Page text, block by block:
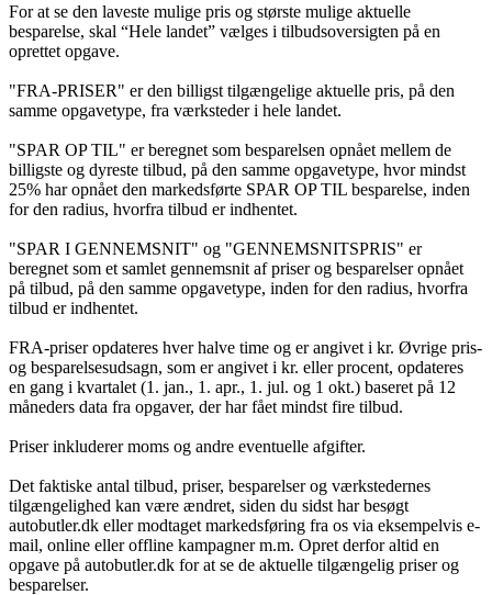
For at se den laveste mulige pris og største mulige aktuelle
besparelse, skal “Hele landet” vælges i tilbudsoversigten på en
oprettet opgave.
"FRA-PRISER" er den billigst tilgængelige aktuelle pris, på den
samme opgavetype, fra værksteder i hele landet.
"SPAR OP TIL" er beregnet som besparelsen opnået mellem de
billigste og dyreste tilbud, på den samme opgavetype, hvor mindst
25% har opnået den markedsførte SPAR OP TIL besparelse, inden
for den radius, hvorfra tilbud er indhentet.
"SPAR I GENNEMSNIT" og "GENNEMSNITSPRIS" er
beregnet som et samlet gennemsnit af priser og besparelser opnået
på tilbud, på den samme opgavetype, inden for den radius, hvorfra
tilbud er indhentet.
FRA-priser opdateres hver halve time og er angivet i kr. Øvrige pris-
og besparelsesudsagn, som er angivet i kr. eller procent, opdateres
en gang i kvartalet (1. jan., 1. apr., 1. jul. og 1 okt.) baseret på 12
måneders data fra opgaver, der har fået mindst fire tilbud.
Priser inkluderer moms og andre eventuelle afgifter.
Det faktiske antal tilbud, priser, besparelser og værkstedernes
tilgængelighed kan være ændret, siden du sidst har besøgt
autobutler.dk eller modtaget markedsføring fra os via eksempelvis e-
mail, online eller offline kampagner m.m. Opret derfor altid en
opgave på autobutler.dk for at se de aktuelle tilgængelig priser og
besparelser.